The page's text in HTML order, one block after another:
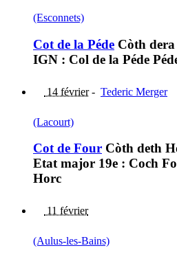
(Esconnets)
Cot de la Péde Còth dera
IGN : Col de la Péde
14 février- Tederic Merger
(Lacourt)
Cot de Four Còth deth
Etat major 19e : Coch
Horc
11 février
(Aulus-les-Bains)